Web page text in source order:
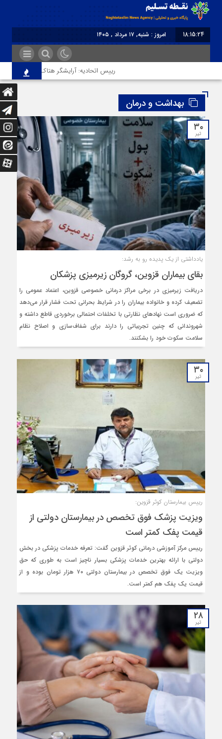
18:15:25
امروز : شنبه, ۱۷ مرداد , ۱۴۰۵
رییس اتحادیه: آرایشگر هتاک در قزوین عضو
بهداشت و درمان
۳۰
تیر
یادداشتی از یک پدیده رو به رشد:
بقای بیماران قزوین، گروگان زیرمیزی پزشکان
دریافت زیرمیزی در برخی مراکز درمانی خصوصی قزوین، اعتماد عمومی را
تضعیف کرده و خانواده بیماران را در شرایط بحرانی تحت فشار قرار می‌دهد
که ضروری است نهادهای نظارتی با تخلفات احتمالی برخوردی قاطع داشته و
شهروندانی که چنین تجربیاتی را دارند برای شفاف‌سازی و اصلاح نظام
سلامت سکوت خود را بشکنند.
۳۰
تیر
رییس بیمارستان کوثر قزوین:
ویزیت پزشک فوق تخصص در بیمارستان دولتی از
قیمت پفک کمتر است
رییس مرکز آموزشی درمانی کوثر قزوین گفت: تعرفه خدمات پزشکی در بخش
دولتی با ارائه بهترین خدمات پزشکی بسیار ناچیز است به طوری که حق
ویزیت یک فوق‌ تخصص در بیمارستان دولتی ۷۰ هزار تومان بوده و از
قیمت یک پفک هم کمتر است.
۲۸
تیر